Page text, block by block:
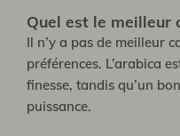
Quel est le meilleur
Il n’y a pas de meilleur
préférences. L’arabica
finesse, tandis qu’un
puissance.